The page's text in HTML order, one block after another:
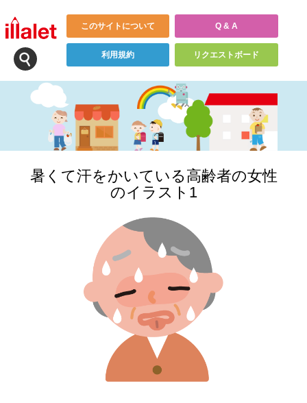
このサイトについて Q & A
利用規約 リクエストボード
暑くて汗をかいている高齢者の女性
のイラスト1